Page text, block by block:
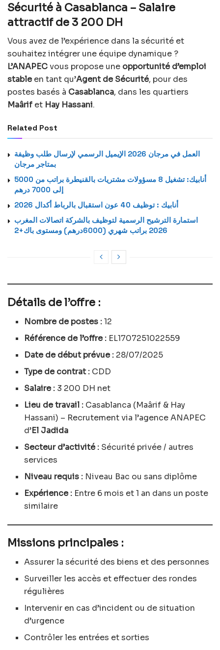
Sécurité à Casablanca – Salaire
attractif de 3 200 DH
Vous avez de l’expérience dans la sécurité et
souhaitez intégrer une équipe dynamique ?
L’ANAPECvous propose une opportunité d’emploi
stableen tant qu’Agent de Sécurité, pour des
postes basés à Casablanca, dans les quartiers
Maârif et Hay Hassani.
Related Post
العمل في مرجان 2026 الإيميل الرسمي لإرسال طلب وظيفة
بمتاجر مرجان
أنابيك: تشغيل 8 مسؤولات مشتريات بالقنيطرة براتب من 5000
إلى 7000 درهم
أنابيك : توظيف 40 عون استقبال بالرباط أكدال 2026
استمارة الترشيح الرسمية لتوظيف بالشركة اتصالات المغرب
2026 براتب شهري (6000درهم) ومستوى باك+2
Détails de l’offre :
Nombre de postes :12
Référence de l’offre : EL1707251022559
Date de début prévue : 28/07/2025
Type de contrat : CDD
Salaire : 3 200 DH net
Lieu de travail : Casablanca (Maârif & Hay
Hassani) – Recrutement via l’agence ANAPEC
d’El Jadida
Secteur d’activité : Sécurité privée / autres
services
Niveau requis : Niveau Bac ou sans diplôme
Expérience : Entre 6 mois et 1 an dans un poste
similaire
Missions principales :
Assurer la sécurité des biens et des personnes
Surveiller les accès et effectuer des rondes
régulières
Intervenir en cas d’incident ou de situation
d’urgence
Contrôler les entrées et sorties